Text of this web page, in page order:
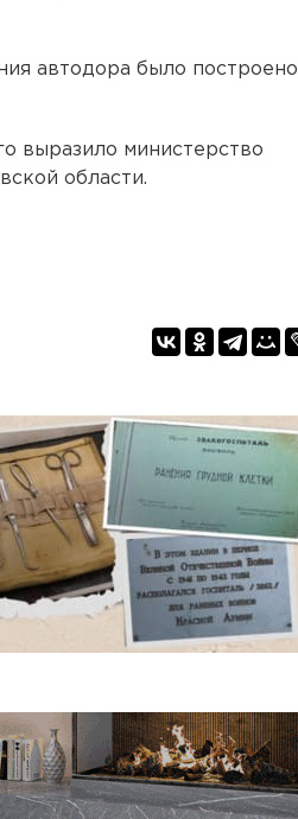
автодора было построено
выразило министерство
области.